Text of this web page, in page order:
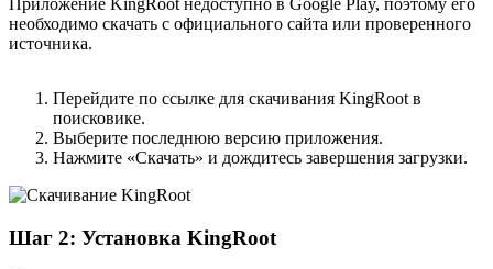
необходимо скачать с официального сайта или проверенного
источника.
Перейдите по ссылке для скачивания KingRoot в
поисковике.
Выберите последнюю версию приложения.
Нажмите «Скачать» и дождитесь завершения загрузки.
Шаг 2: Установка KingRoot